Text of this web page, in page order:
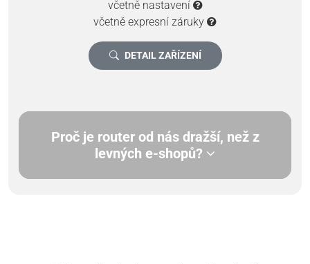
včetně nastavení
včetně expresní záruky
DETAIL ZAŘÍZENÍ
Proč je router od nás dražší, než z
levných e-shopů?